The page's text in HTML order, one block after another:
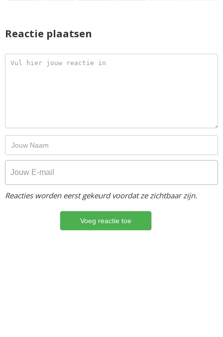
Reactie plaatsen
Reacties worden eerst gekeurd voordat ze zichtbaar zijn.